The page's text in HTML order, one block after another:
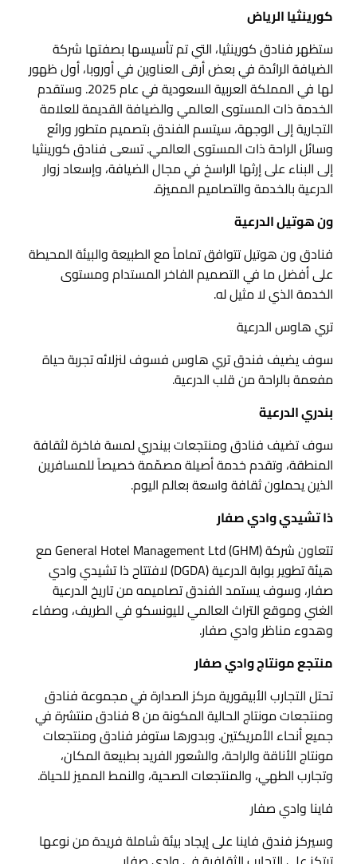
كورينثيا الرياض
ستظهر فنادق كورينثيا، التي تم تأسيسها بصفتها شركة
الضيافة الرائدة في بعض أرقى العناوين في أوروبا، أول ظهور
لها في المملكة العربية السعودية في عام 2025. وستقدم
الخدمة ذات المستوى العالمي والضيافة القديمة للعلامة
التجارية إلى الوجهة، سيتسم الفندق بتصميم متطور ورائع
وسائل الراحة ذات المستوى العالمي. تسعى فنادق كورينثيا
إلى البناء على إرثها الراسخ في مجال الضيافة، وإسعاد زوار
الدرعية بالخدمة والتصاميم المميزة.
ون هوتيل الدرعية
فنادق ون هوتيل تتوافق تماماً مع الطبيعة والبيئة المحيطة
على أفضل ما في التصميم الفاخر المستدام ومستوى
الخدمة الذي لا مثيل له.
تري هاوس الدرعية
سوف يضيف فندق تري هاوس فسوف لنزلائه تجربة حياة
مفعمة بالراحة من قلب الدرعية.
بندري الدرعية
سوف تضيف فنادق ومنتجعات بيندري لمسة فاخرة لثقافة
المنطقة، وتقدم خدمة أصيلة مصمّمة خصيصاً للمسافرين
الذين يحملون ثقافة واسعة بعالم اليوم.
ذا تشيدي وادي صفار
تتعاون شركة General Hotel Management Ltd (GHM) مع
هيئة تطوير بوابة الدرعية (DGDA) لافتتاح ذا تشيدي وادي
صفار، وسوف يستمد الفندق تصاميمه من تاريخ الدرعية
الغني وموقع التراث العالمي لليونسكو في الطريف، وصفاء
وهدوء مناظر وادي صفار.
منتجع مونتاج وادي صفار
تحتل التجارب الأبيقورية مركز الصدارة في مجموعة فنادق
ومنتجعات مونتاج الحالية المكونة من 8 فنادق منتشرة في
جميع أنحاء الأمريكتين. وبدورها ستوفر فنادق ومنتجعات
مونتاج الأناقة والراحة، والشعور الفريد بطبيعة المكان،
وتجارب الطهي، والمنتجعات الصحية، والنمط المميز للحياة.
فاينا وادي صفار
وسيركز فندق فاينا على إيجاد بيئة شاملة فريدة من نوعها